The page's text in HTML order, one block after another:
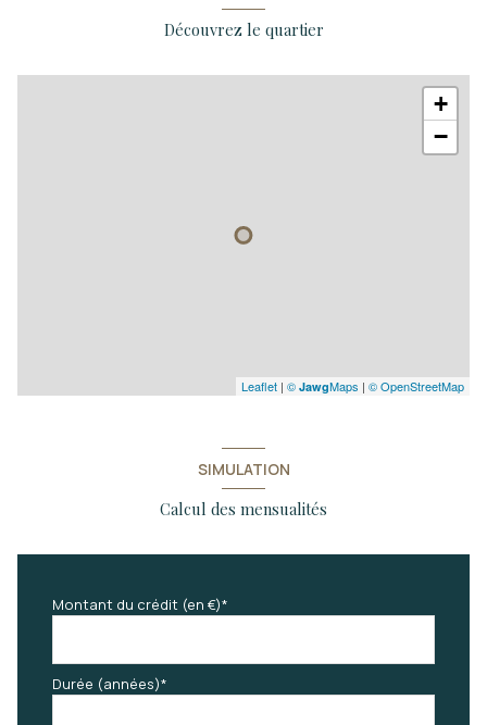
Découvrez le quartier
+
−
Leaflet | © JawgMaps | © OpenStreetMap
SIMULATION
Calcul des mensualités
Montant du crédit (en €)*
Durée (années)*